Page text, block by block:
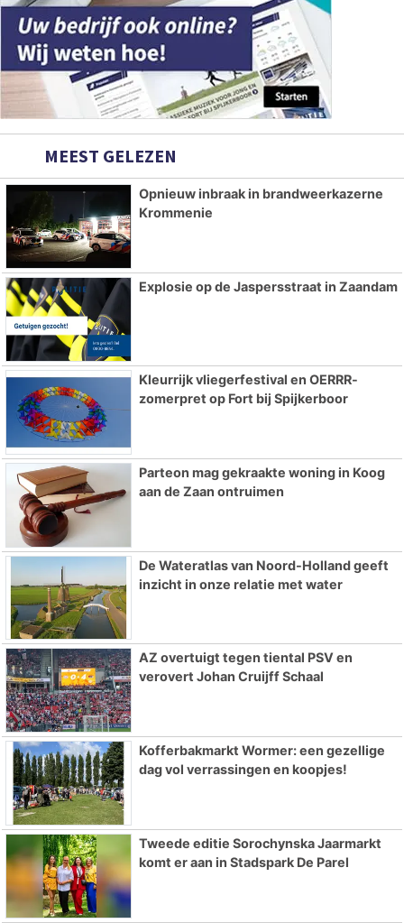
MEEST GELEZEN
Opnieuw inbraak in brandweerkazerne
Krommenie
Explosie op de Jaspersstraat in Zaandam
Kleurrijk vliegerfestival en OERRR-
zomerpret op Fort bij Spijkerboor
Parteon mag gekraakte woning in Koog
aan de Zaan ontruimen
De Wateratlas van Noord-Holland geeft
inzicht in onze relatie met water
AZ overtuigt tegen tiental PSV en
verovert Johan Cruijff Schaal
Kofferbakmarkt Wormer: een gezellige
dag vol verrassingen en koopjes!
Tweede editie Sorochynska Jaarmarkt
komt er aan in Stadspark De Parel